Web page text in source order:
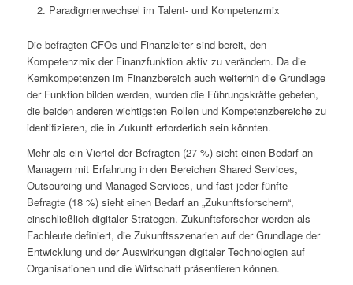
Paradigmenwechsel im Talent- und Kompetenzmix
Die befragten CFOs und Finanzleiter sind bereit, den
Kompetenzmix der Finanzfunktion aktiv zu verändern. Da die
Kernkompetenzen im Finanzbereich auch weiterhin die Grundlage
der Funktion bilden werden, wurden die Führungskräfte gebeten,
die beiden anderen wichtigsten Rollen und Kompetenzbereiche zu
identifizieren, die in Zukunft erforderlich sein könnten.
Mehr als ein Viertel der Befragten (27 %) sieht einen Bedarf an
Managern mit Erfahrung in den Bereichen Shared Services,
Outsourcing und Managed Services, und fast jeder fünfte
Befragte (18 %) sieht einen Bedarf an „Zukunftsforschern“,
einschließlich digitaler Strategen. Zukunftsforscher werden als
Fachleute definiert, die Zukunftsszenarien auf der Grundlage der
Entwicklung und der Auswirkungen digitaler Technologien auf
Organisationen und die Wirtschaft präsentieren können.